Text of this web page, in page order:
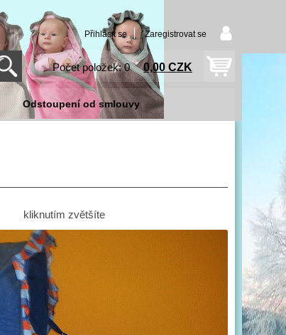
Přihlásit se Zaregistrovat se
Počet položek: 0 0,00 CZK
Odstoupení od smlouvy
kliknutím zvětšíte